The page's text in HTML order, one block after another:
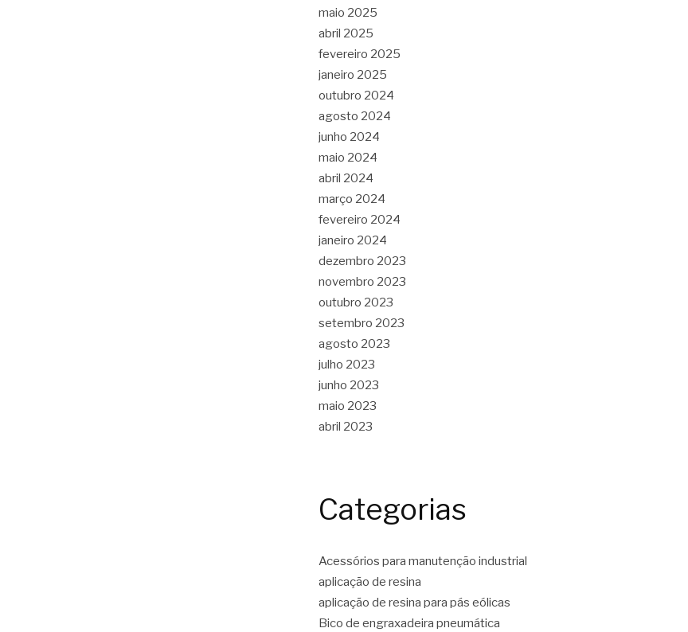
maio 2025
abril 2025
fevereiro 2025
janeiro 2025
outubro 2024
agosto 2024
junho 2024
maio 2024
abril 2024
março 2024
fevereiro 2024
janeiro 2024
dezembro 2023
novembro 2023
outubro 2023
setembro 2023
agosto 2023
julho 2023
junho 2023
maio 2023
abril 2023
Categorias
Acessórios para manutenção industrial
aplicação de resina
aplicação de resina para pás eólicas
Bico de engraxadeira pneumática